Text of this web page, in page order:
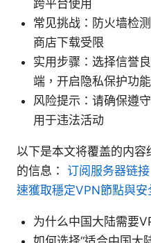
跨平台使用
常见挑战：防火墙检
商店下载受限
实用步骤：选择信誉
端，开启隐私保护功
风险提示：请确保遵
用于违法活动
以下是本文将覆盖的内
的信息： 订阅服务器链
速獲取穩定VPN節點與安
为什么中国大陆需要